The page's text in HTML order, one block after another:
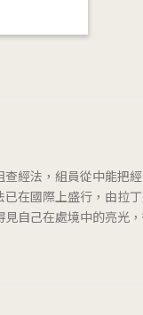
經法，組員從中能把
在國際上盛行，由拉
自己在處境中的亮光